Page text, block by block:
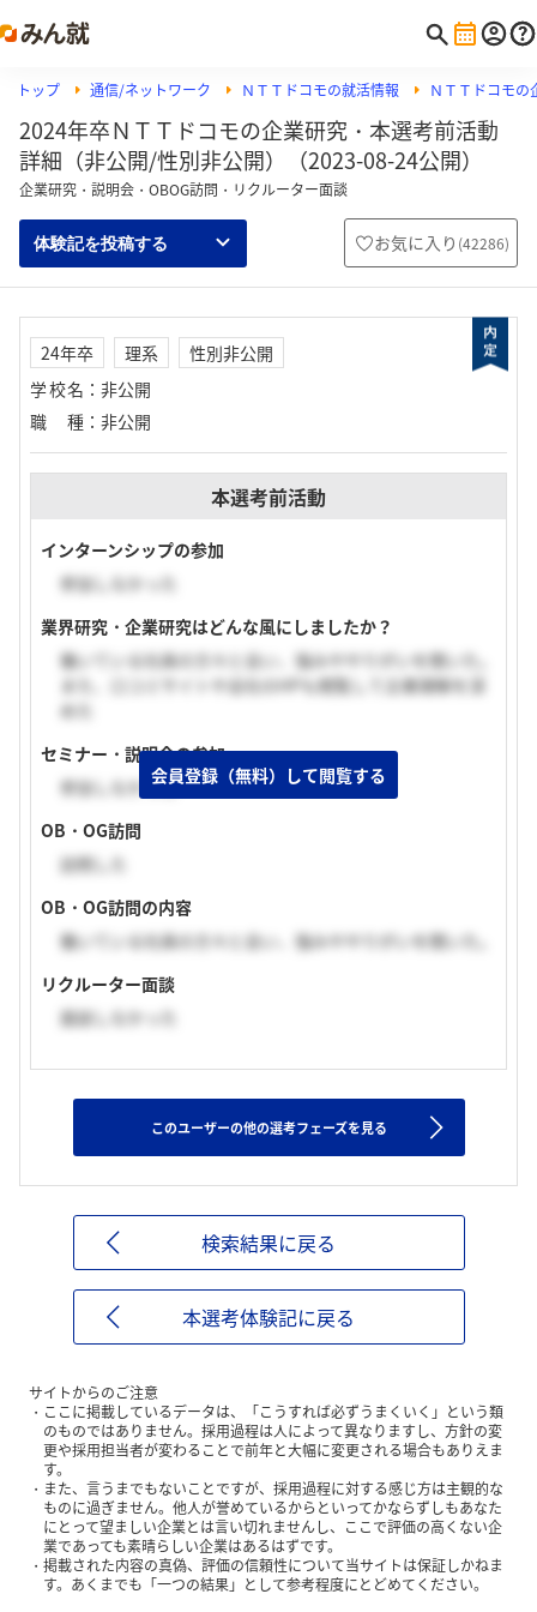
トップ 通信/ネットワーク ＮＴＴドコモの就活情報 ＮＴＴドコモの
2024年卒ＮＴＴドコモの企業研究・本選考前活動
詳細（非公開/性別非公開）（2023-08-24公開）
企業研究・説明会・OBOG訪問・リクルーター面談
体験記を投稿する お気に入り (42286)
24年卒 理系
性別非公開
学校名 ： 非公開
職種 ： 非公開
本選考前活動
インターンシップの参加
参加しなかった
業界研究・企業研究はどんな風にしましたか？
働いている社員の方々と会い、強みややりがいを聞いた。
また、口コミサイトや会社のHPも閲覧して企業理解を深
めた
セミナー・説明会の参加
参加しなかった
OB・OG訪問
訪問した
OB・OG訪問の内容
働いている社員の方々と会い、強みややりがいを聞いた。
リクルーター面談
面談しなかった
会員登録（無料）して閲覧する
このユーザーの他の選考フェーズを見る
検索結果に戻る
本選考体験記に戻る
サイトからのご注意
ここに掲載しているデータは、「こうすれば必ずうまくいく」という類
のものではありません。採用過程は人によって異なりますし、方針の変
更や採用担当者が変わることで前年と大幅に変更される場合もありえま
す。
また、言うまでもないことですが、採用過程に対する感じ方は主観的な
ものに過ぎません。他人が誉めているからといってかならずしもあなた
にとって望ましい企業とは言い切れませんし、ここで評価の高くない企
業であっても素晴らしい企業はあるはずです。
掲載された内容の真偽、評価の信頼性について当サイトは保証しかねま
す。あくまでも「一つの結果」として参考程度にとどめてください。